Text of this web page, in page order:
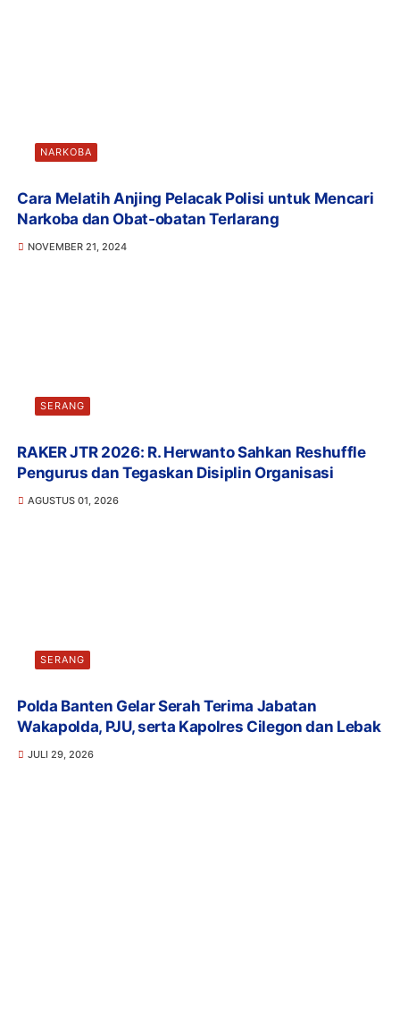
NARKOBA
Cara Melatih Anjing Pelacak Polisi untuk Mencari
Narkoba dan Obat-obatan Terlarang
NOVEMBER 21, 2024
SERANG
RAKER JTR 2026: R. Herwanto Sahkan Reshuffle
Pengurus dan Tegaskan Disiplin Organisasi
AGUSTUS 01, 2026
SERANG
Polda Banten Gelar Serah Terima Jabatan
Wakapolda, PJU, serta Kapolres Cilegon dan Lebak
JULI 29, 2026